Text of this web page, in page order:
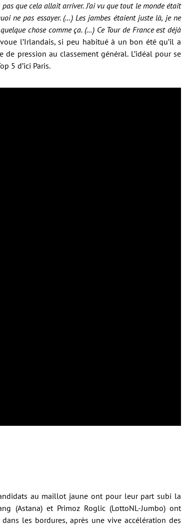
que cela allait arriver. J’ai vu que tout le monde était
ne pas essayer. (…) Les jambes étaient juste là, je ne
chose comme ça. (…) Ce Tour de France est déjà
l’Irlandais, si peu habitué à un bon été qu’il a
pression au classement général. L’idéal pour se
5 d’ici Paris.
au maillot jaune ont pour leur part subi la
(Astana) et Primoz Roglic (LottoNL-Jumbo) ont
les bordures, après une vive accélération des